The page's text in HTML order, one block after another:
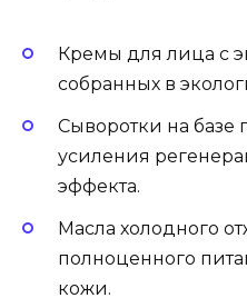
Кремы для лица с
собранных в
Сыворотки на базе
усиления
эффекта.
Масла холодного
полноценного
кожи.